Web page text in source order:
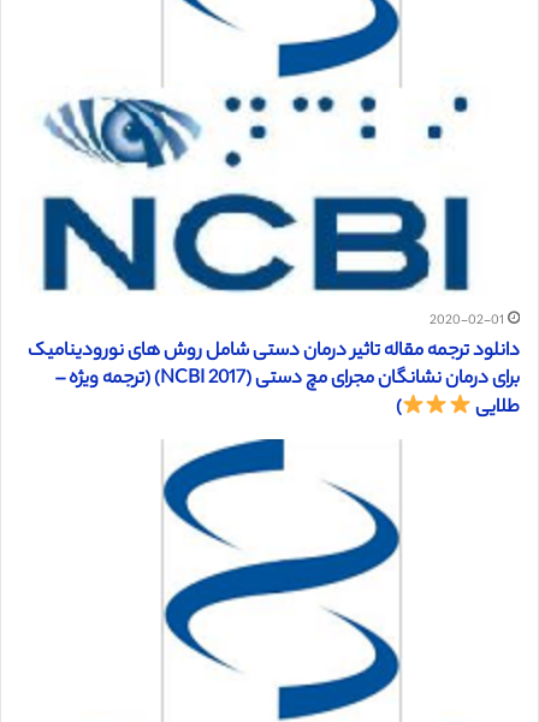
2020-02-01
دانلود ترجمه مقاله تاثیر درمان دستی شامل روش های نورودینامیک
برای درمان نشانگان مجرای مچ دستی (NCBI 2017) (ترجمه ویژه –
طلایی
)